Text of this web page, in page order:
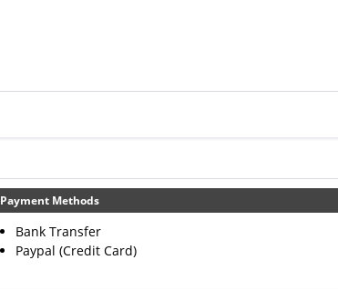
Payment Methods
Bank Transfer
Paypal (Credit Card)